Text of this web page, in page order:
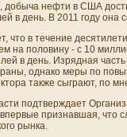
нефти в США
в день. В 2011 году она
что в течени­е
на половину - с 10
в день. Изрядная
однако меры по
также сыграют, по
подтверждает
признавшая, что
рынка.